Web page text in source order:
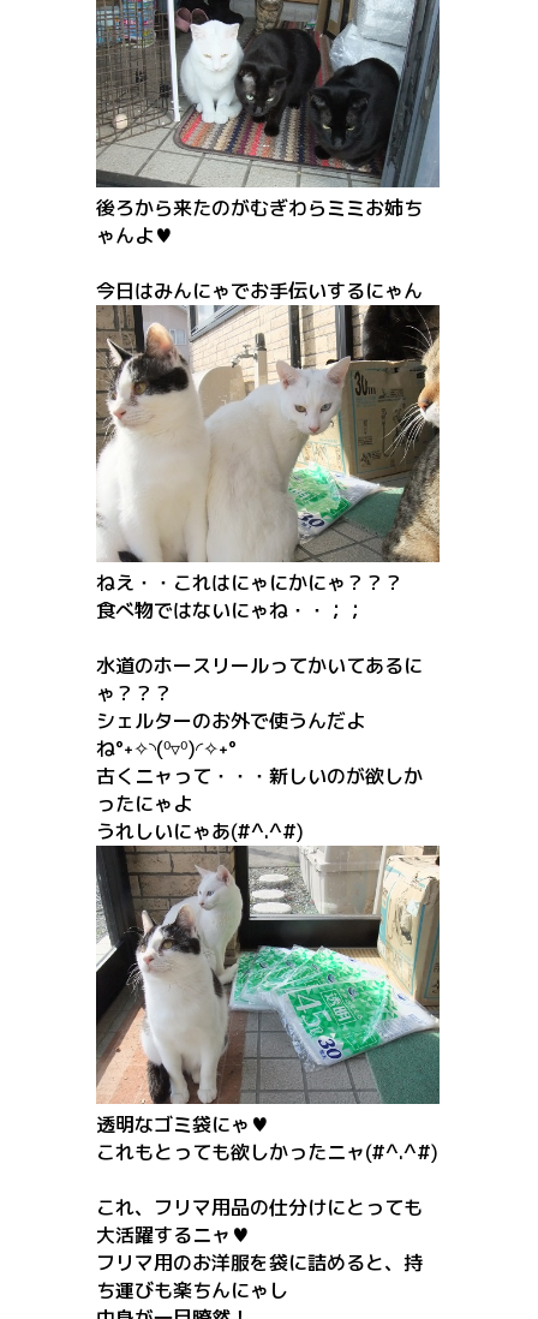
後ろから来たのがむぎわらミミお姉ち
ゃんよ♥
今日はみんにゃでお手伝いするにゃん
ねえ・・これはにゃにかにゃ？？？
食べ物ではないにゃね・・；；
水道のホースリールってかいてあるに
ゃ？？？
シェルターのお外で使うんだよ
ね°˖✧◝(⁰▿⁰)◜✧˖°
古くニャって・・・新しいのが欲しか
ったにゃよ
うれしいにゃあ(#^.^#)
透明なゴミ袋にゃ♥
これもとっても欲しかったニャ(#^.^#)
これ、フリマ用品の仕分けにとっても
大活躍するニャ♥
フリマ用のお洋服を袋に詰めると、持
ち運びも楽ちんにゃし